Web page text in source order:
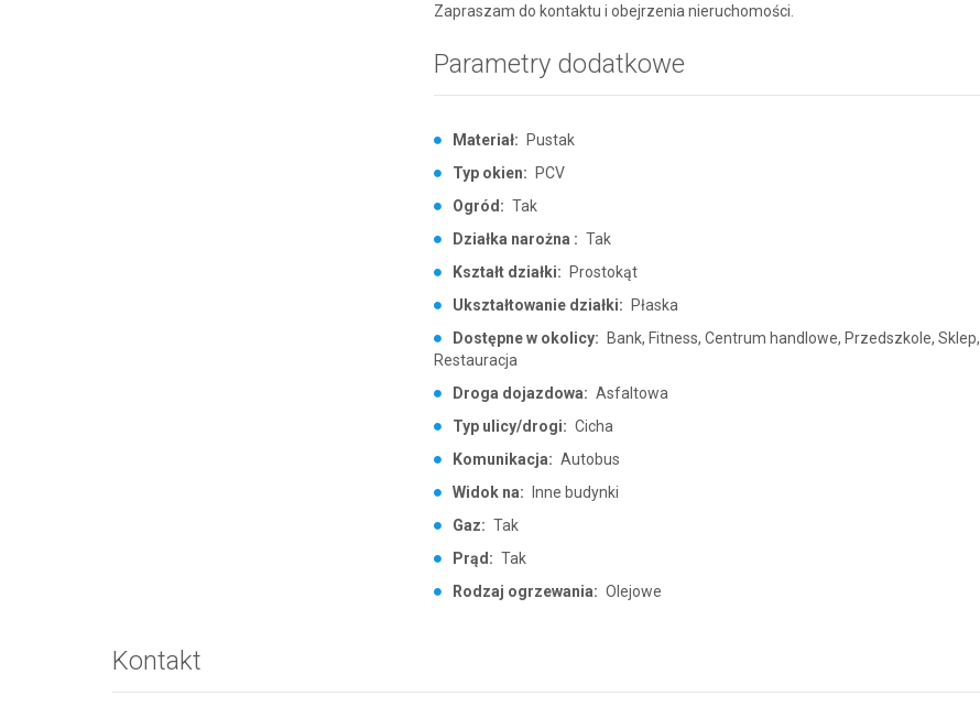
Zapraszam do kontaktu i obejrzenia nieruchomości.
Parametry dodatkowe
Materiał:
Pustak
Typ okien:
PCV
Ogród: Tak
Działka narożna : Tak
Kształt działki:
Prostokąt
Ukształtowanie działki:
Płaska
Dostępne w okolicy:
Bank, Fitness, Centrum handlowe, Przedszkole, Sklep,
Restauracja
Droga dojazdowa: Asfaltowa
Typ ulicy/drogi: Cicha
Komunikacja: Autobus
Widok na:
Inne budynki
Gaz: Tak
Prąd: Tak
Rodzaj ogrzewania: Olejowe
Kontakt